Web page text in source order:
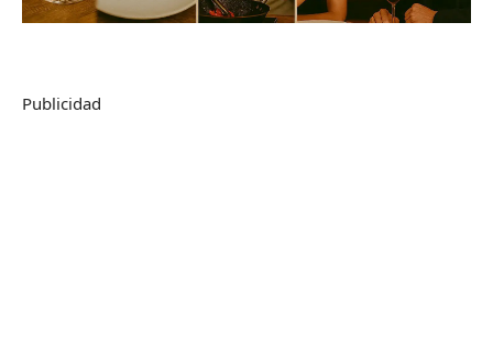
Publicidad